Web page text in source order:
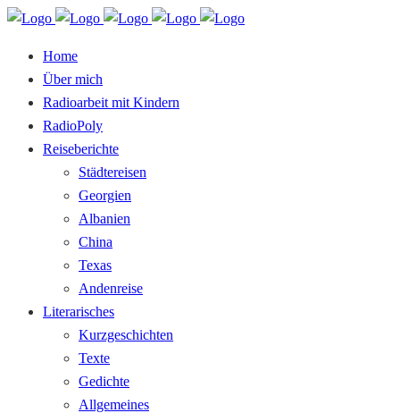
Home
Über mich
Radioarbeit mit Kindern
RadioPoly
Reiseberichte
Städtereisen
Georgien
Albanien
China
Texas
Andenreise
Literarisches
Kurzgeschichten
Texte
Gedichte
Allgemeines